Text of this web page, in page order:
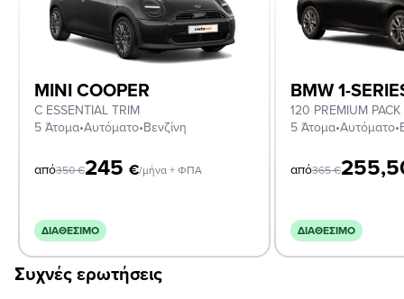
MINI COOPER
C ESSENTIAL TRIM
5 Άτομα•Αυτόματο•Βενζίνη
από350€245 €/μήνα + ΦΠΑ
ΔΙΑΘΈΣΙΜΟ
BMW 1-
120 PREMIUM PACK
5 Άτομα•Αυτόματο•
από365€
ΔΙΑΘΈΣΙΜΟ
Συχνές ερωτήσεις